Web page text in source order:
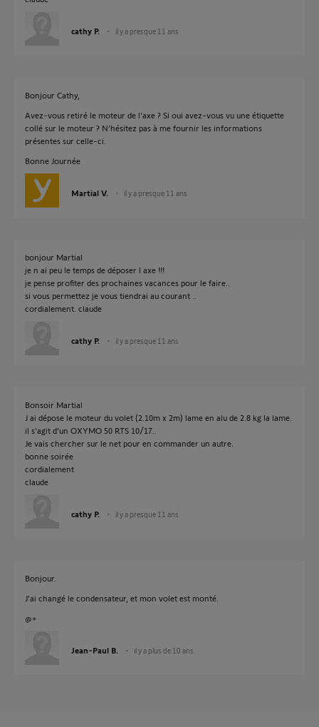
cathy P. il y a presque 11 ans
Bonjour Cathy,
Avez-vous retiré le moteur de l'axe ? Si oui avez-vous vu une étiquette
collé sur le moteur ? N’hésitez pas à me fournir les informations
présentes sur celle-ci.
Bonne Journée
Martial V. il y a presque 11 ans
bonjour Martial
je n ai peu le temps de déposer l axe !!!
je pense profiter des prochaines vacances pour le faire..
si vous permettez je vous tiendrai au courant ..
cordialement. claude
cathy P. il y a presque 11 ans
Bonsoir Martial
J ai dépose le moteur du volet (2.10m x 2m) lame en alu de 2.8 kg la lame.
il s'agit d'un OXYMO 50 RTS 10/17..
Je vais chercher sur le net pour en commander un autre.
bonne soirée
cordialement
claude
cathy P. il y a presque 11 ans
Bonjour.
J'ai changé le condensateur, et mon volet est monté.
@+
Jean-Paul B. il y a plus de 10 ans